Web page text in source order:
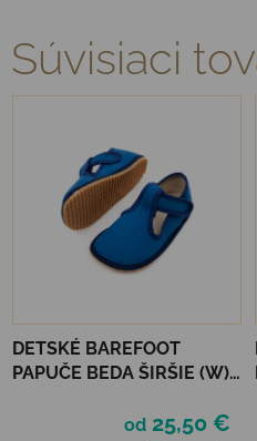
Súvisiaci
DETSKÉ BAREFOOT
PAPUČE BEDA ŠIRŠIE (W)
od 25,50 €